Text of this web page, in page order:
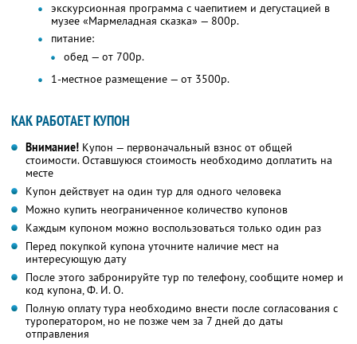
экскурсионная программа с чаепитием и дегустацией в
музее «Мармеладная сказка» — 800р.
питание:
обед — от 700р.
1-местное размещение — от 3500р.
КАК РАБОТАЕТ КУПОН
Внимание! Купон — первоначальный взнос от общей
стоимости. Оставшуюся стоимость необходимо доплатить на
месте
Купон действует на один тур для одного человека
Можно купить неограниченное количество купонов
Каждым купоном можно воспользоваться только один раз
Перед покупкой купона уточните наличие мест на
интересующую дату
После этого забронируйте тур по телефону, сообщите номер и
код купона,Ф. И. О.
Полную оплату тура необходимо внести после согласования с
туроператором, но не позже чем за 7 дней до даты
отправления